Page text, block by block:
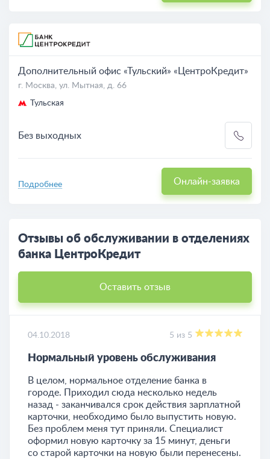
Дополнительный офис «Тульский» «ЦентроКредит»
г. Москва, ул. Мытная, д. 66
Тульская
Без выходных
Подробнее Онлайн-заявка
Отзывы об обслуживании в отделениях
банка ЦентроКредит
Оставить отзыв
04.10.2018 5 из 5
Нормальный уровень обслуживания
В целом, нормальное отделение банка в
городе. Приходил сюда несколько недель
назад - заканчивался срок действия зарплатной
карточки, необходимо было выпустить новую.
Без проблем меня тут приняли. Специалист
оформил новую карточку за 15 минут, деньги
со старой карточки на новую были перенесены.